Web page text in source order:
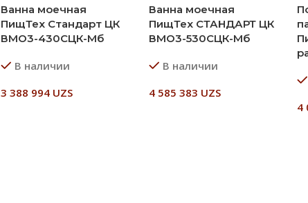
Ванна моечная
ПищТех Стандарт ЦК
ВМО3-430СЦК-Мб
В наличии
3 388 994 UZS
Ванна моечная
ПищТех СТАНДАРТ ЦК
ВМО3-530СЦК-Мб
В наличии
4 585 383 UZS
4